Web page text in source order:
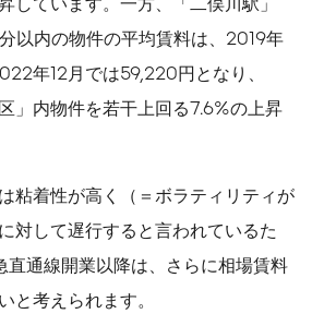
以内の物件の平均賃料は、2019年
年12月では59,220円となり、
」内物件を若干上回る7.6%の上昇
粘着性が高く（＝ボラティリティが
対して遅行すると言われているた
直通線開業以降は、さらに相場賃料
と考えられます。